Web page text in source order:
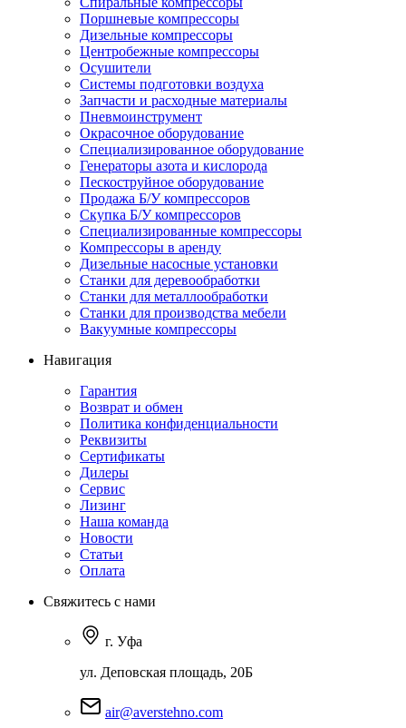
Поршневые компрессоры
Дизельные компрессоры
Центробежные компрессоры
Осушители
Системы подготовки воздуха
Запчасти и расходные материалы
Пневмоинструмент
Окрасочное оборудование
Специализированное оборудование
Генераторы азота и кислорода
Пескоструйное оборудование
Продажа Б/У компрессоров
Скупка Б/У компрессоров
Специализированные компрессоры
Компрессоры в аренду
Дизельные насосные установки
Станки для деревообработки
Станки для металлообработки
Станки для производства мебели
Вакуумные компрессоры
Навигация
Гарантия
Возврат и обмен
Политика конфиденциальности
Реквизиты
Сертификаты
Дилеры
Сервис
Лизинг
Наша команда
Новости
Статьи
Оплата
Свяжитесь с нами
г. Уфа
ул. Деповская площадь, 20Б
air@averstehno.com